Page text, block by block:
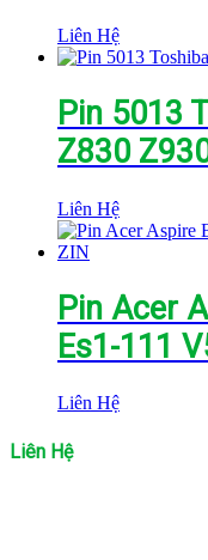
Liên Hệ
Pin 5013
Z830
Liên Hệ
Pin Acer
Es1-111
Liên Hệ
Liên Hệ